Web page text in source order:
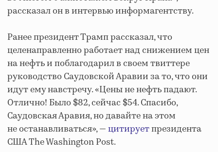
рассказал он в интервью информагентству.
Ранее президент Трамп рассказал, что
целенаправленно работает над снижением цен
на нефть и поблагодарил в своем твиттере
руководство Саудовской Аравии за то, что они
идут ему навстречу. «Цены не нефть падают.
Отлично! Было $82, сейчас $54. Спасибо,
Саудовская Аравия, но давайте на этом
не останавливаться», —цитируетпрезидента
США The Washington Post.